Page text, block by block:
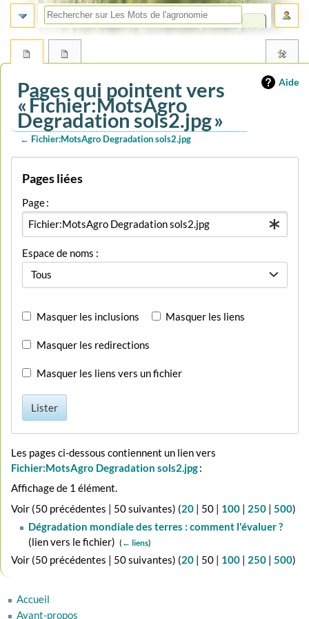
Aide
Pages qui pointent vers
« Fichier:MotsAgro
Degradation sols2.jpg »
← Fichier:MotsAgro Degradation sols2.jpg
navigation
recherche
Pages liées
Page :
Espace de noms :
Tous
Masquer les inclusions Masquer les liens
Masquer les redirections
Masquer les liens vers un fichier
Lister
Les pages ci-dessous contiennent un lien vers
Fichier:MotsAgro Degradation sols2.jpg:
Affichage de 1 élément.
Voir (50 précédentes | 50 suivantes) (20 | 50 | 100 | 250 |500)
Dégradation mondiale des terres : comment l'évaluer ?
(lien vers le fichier) ‎ ( ← liens)
Voir (50 précédentes | 50 suivantes) (20 | 50 | 100 | 250 |500)
Accueil
Avant-propos